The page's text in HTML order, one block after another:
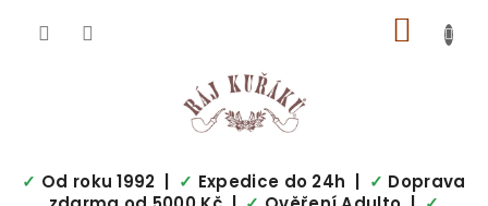
KOŠÍK
✓ Od roku 1992 | ✓ Expedice do 24h | ✓ Doprava